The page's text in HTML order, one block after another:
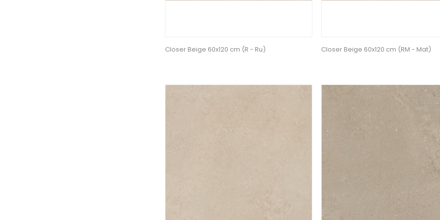
Closer Beige 60x120 cm (R - Ru) Closer Beige 60x120 cm (RM - Mat)